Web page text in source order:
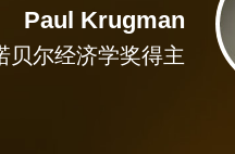
Paul Krugman
贝尔经济学奖得主